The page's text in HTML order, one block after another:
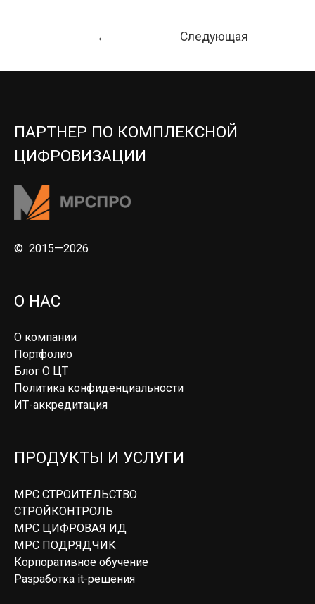
←
Следующая
ПАРТНЕР ПО КОМПЛЕКСНОЙ
ЦИФРОВИЗАЦИИ
© 2015—2026
О НАС
О компании
Портфолио
Блог О ЦТ
Политика конфиденциальности
ИТ-аккредитация
ПРОДУКТЫ И УСЛУГИ
МРС СТРОИТЕЛЬСТВО
СТРОЙКОНТРОЛЬ
МРС ЦИФРОВАЯ ИД
МРС ПОДРЯДЧИК
Корпоративное обучение
Разработка it-решения